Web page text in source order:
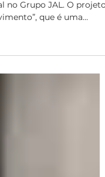
com uma ótima
que é uma